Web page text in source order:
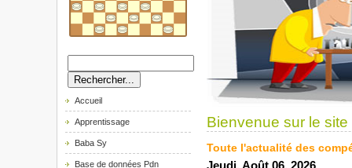
Accueil
Apprentissage
Baba Sy
Base de données Pdn
Bienvenue sur le
Toute l'actualité des